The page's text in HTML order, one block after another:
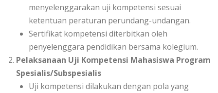
menyelenggarakan uji kompetensi sesuai
ketentuan peraturan perundang-undangan.
Sertifikat kompetensi diterbitkan oleh
penyelenggara pendidikan bersama kolegium.
Pelaksanaan Uji Kompetensi Mahasiswa Program
Spesialis/Subspesialis
Uji kompetensi dilakukan dengan pola yang